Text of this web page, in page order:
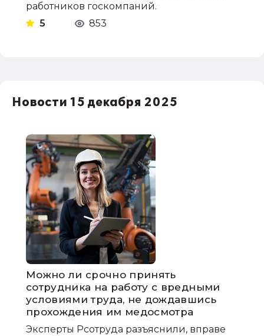
работников госкомпаний.
5
853
Новости 15 декабря 2025
Можно ли срочно принять
сотрудника на работу с вредными
условиями труда, не дождавшись
прохождения им медосмотра
Эксперты Рсотруда разъяснили, вправе